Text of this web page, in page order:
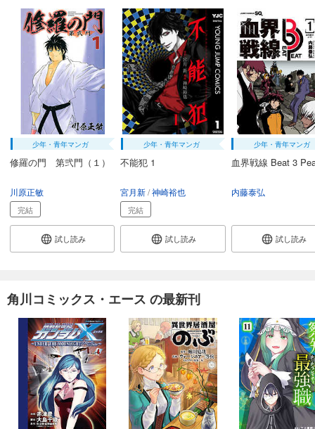
少年・青年マンガ
修羅の門 第弐門（１）
川原正敏
完結
試し読み
少年・青年マンガ
不能犯 1
宮月新 神崎裕也
完結
試し読み
少年・青年マンガ
血界戦線 Beat 3
内藤泰弘
試し読み
角川コミックス・エース の最新刊